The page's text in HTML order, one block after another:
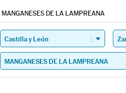
MANGANESES DE LA LAMPREANA